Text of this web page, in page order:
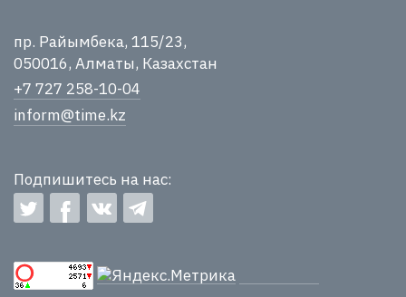
пр. Райымбека, 115/23,
050016, Алматы, Казахстан
+7 727 258-10-04
inform@time.kz
Подпишитесь на нас: